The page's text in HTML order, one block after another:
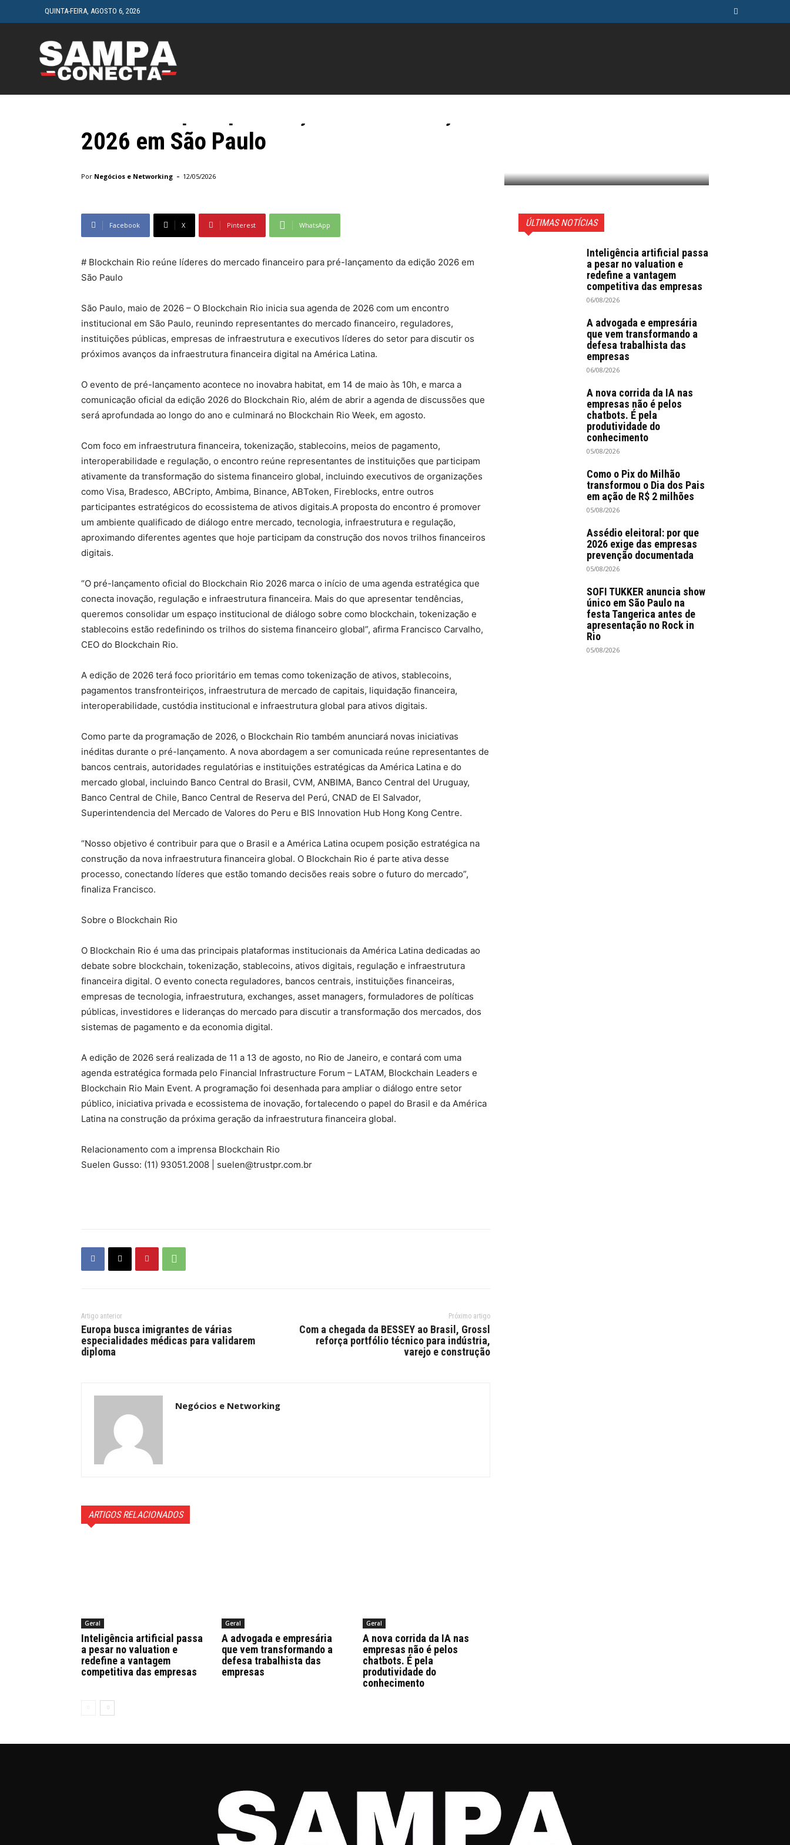
QUINTA-FEIRA, AGOSTO 6, 2026
Geral
Blockchain Rio reúne líderes do mercado
2026 em São Paulo
Por Negócios e Networking - 12/05/2026
Facebook X Pinterest WhatsApp
# Blockchain Rio reúne líderes do mercado financeiro para pré-lançamento da edição 2026 em
São Paulo
São Paulo, maio de 2026 – O Blockchain Rio inicia sua agenda de 2026 com um encontro
institucional em São Paulo, reunindo representantes do mercado financeiro, reguladores,
instituições públicas, empresas de infraestrutura e executivos líderes do setor para discutir os
próximos avanços da infraestrutura financeira digital na América Latina.
O evento de pré-lançamento acontece no inovabra habitat, em 14 de maio às 10h, e marca a
comunicação oficial da edição 2026 do Blockchain Rio, além de abrir a agenda de discussões que
será aprofundada ao longo do ano e culminará no Blockchain Rio Week, em agosto.
Com foco em infraestrutura financeira, tokenização, stablecoins, meios de pagamento,
interoperabilidade e regulação, o encontro reúne representantes de instituições que participam
ativamente da transformação do sistema financeiro global, incluindo executivos de organizações
como Visa, Bradesco, ABCripto, Ambima, Binance, ABToken, Fireblocks, entre outros
participantes estratégicos do ecossistema de ativos digitais.A proposta do encontro é promover
um ambiente qualificado de diálogo entre mercado, tecnologia, infraestrutura e regulação,
aproximando diferentes agentes que hoje participam da construção dos novos trilhos financeiros
digitais.
“O pré-lançamento oficial do Blockchain Rio 2026 marca o início de uma agenda estratégica que
conecta inovação, regulação e infraestrutura financeira. Mais do que apresentar tendências,
queremos consolidar um espaço institucional de diálogo sobre como blockchain, tokenização e
stablecoins estão redefinindo os trilhos do sistema financeiro global”, afirma Francisco Carvalho,
CEO do Blockchain Rio.
A edição de 2026 terá foco prioritário em temas como tokenização de ativos, stablecoins,
pagamentos transfronteiriços, infraestrutura de mercado de capitais, liquidação financeira,
interoperabilidade, custódia institucional e infraestrutura global para ativos digitais.
Como parte da programação de 2026, o Blockchain Rio também anunciará novas iniciativas
inéditas durante o pré-lançamento. A nova abordagem a ser comunicada reúne representantes de
bancos centrais, autoridades regulatórias e instituições estratégicas da América Latina e do
mercado global, incluindo Banco Central do Brasil, CVM, ANBIMA, Banco Central del Uruguay,
Banco Central de Chile, Banco Central de Reserva del Perú, CNAD de El Salvador,
Superintendencia del Mercado de Valores do Peru e BIS Innovation Hub Hong Kong Centre.
“Nosso objetivo é contribuir para que o Brasil e a América Latina ocupem posição estratégica na
construção da nova infraestrutura financeira global. O Blockchain Rio é parte ativa desse
processo, conectando líderes que estão tomando decisões reais sobre o futuro do mercado”,
finaliza Francisco.
Sobre o Blockchain Rio
O Blockchain Rio é uma das principais plataformas institucionais da América Latina dedicadas ao
debate sobre blockchain, tokenização, stablecoins, ativos digitais, regulação e infraestrutura
financeira digital. O evento conecta reguladores, bancos centrais, instituições financeiras,
empresas de tecnologia, infraestrutura, exchanges, asset managers, formuladores de políticas
públicas, investidores e lideranças do mercado para discutir a transformação dos mercados, dos
sistemas de pagamento e da economia digital.
A edição de 2026 será realizada de 11 a 13 de agosto, no Rio de Janeiro, e contará com uma
agenda estratégica formada pelo Financial Infrastructure Forum – LATAM, Blockchain Leaders e
Blockchain Rio Main Event. A programação foi desenhada para ampliar o diálogo entre setor
público, iniciativa privada e ecossistema de inovação, fortalecendo o papel do Brasil e da América
Latina na construção da próxima geração da infraestrutura financeira global.
Relacionamento com a imprensa Blockchain Rio
Suelen Gusso: (11) 93051.2008 | suelen@trustpr.com.br
Artigo anterior
Europa busca imigrantes de várias
especialidades médicas para validarem
diploma
Próximo artigo
Com a chegada da BESSEY ao Brasil, Grossl
reforça portfólio técnico para indústria,
varejo e construção
Negócios e Networking
ARTIGOS RELACIONADOS
Geral
Inteligência artificial passa
a pesar no valuation e
redefine a vantagem
competitiva das empresas
Geral
A advogada e empresária
que vem transformando a
defesa trabalhista das
empresas
Geral
A nova corrida da IA nas
empresas não é pelos
chatbots. É pela
produtividade do
conhecimento
ÚLTIMAS NOTÍCIAS
Inteligência artificial passa
a pesar no valuation e
redefine a vantagem
competitiva das empresas
06/08/2026
A advogada e empresária
que vem transformando a
defesa trabalhista das
empresas
06/08/2026
A nova corrida da IA nas
empresas não é pelos
chatbots. É pela
produtividade do
conhecimento
05/08/2026
Como o Pix do Milhão
transformou o Dia dos Pais
em ação de R$ 2 milhões
05/08/2026
Assédio eleitoral: por que
2026 exige das empresas
prevenção documentada
05/08/2026
SOFI TUKKER anuncia show
único em São Paulo na
festa Tangerica antes de
apresentação no Rock in
Rio
05/08/2026